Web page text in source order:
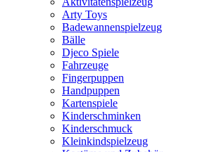
Arty Toys
Badewannenspielzeug
Bälle
Djeco Spiele
Fahrzeuge
Fingerpuppen
Handpuppen
Kartenspiele
Kinderschminken
Kinderschmuck
Kleinkindspielzeug